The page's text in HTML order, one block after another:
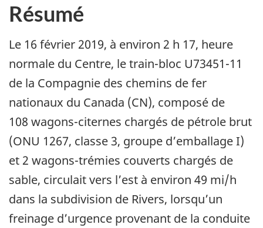
Résumé
Le 16 février 2019, à environ 2 h 17, heure
normale du Centre, le train-bloc U73451-11
de la Compagnie des chemins de fer
nationaux du Canada (CN), composé de
108 wagons-citernes chargés de pétrole brut
(ONU 1267, classe 3, groupe d’emballage I)
et 2 wagons-trémies couverts chargés de
sable, circulait vers l’est à environ 49 mi/h
dans la subdivision de Rivers, lorsqu’un
freinage d’urgence provenant de la conduite